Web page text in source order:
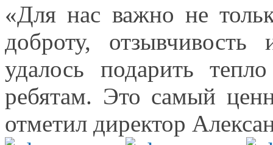
«Для нас важноне
доброту, отзывчивость
удалось подарить
ребятам. Это самый
отметил директор